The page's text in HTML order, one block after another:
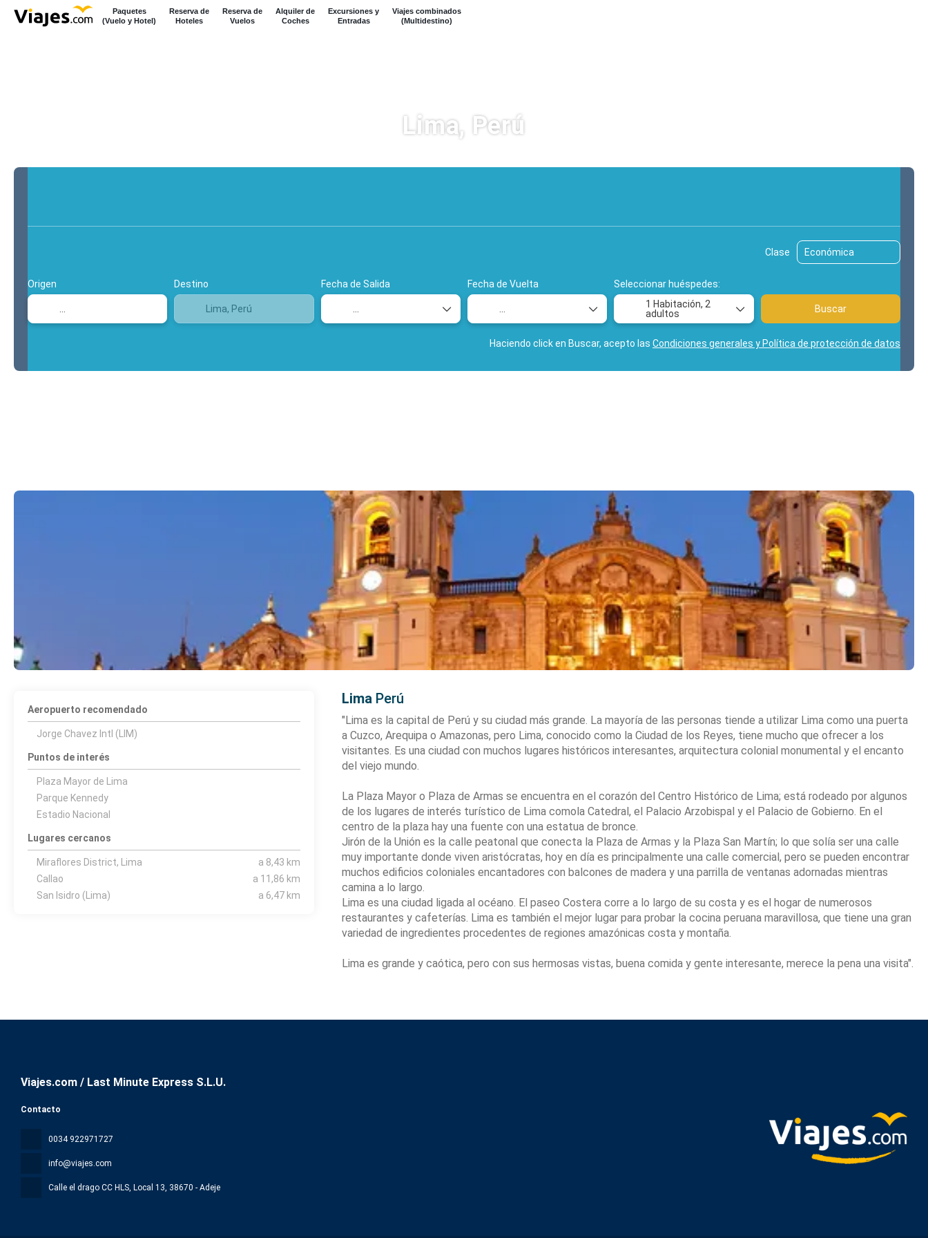
Paquetes
(Vuelo y Hotel)
Reserva de
Hoteles
Reserva de
Vuelos
Alquiler de
Coches
Excursiones y
Entradas
Viajes combinados
(Multidestino)
Lima, Perú
Clase
Origen Destino Fecha de Salida Fecha de Vuelta
Seleccionar huéspedes:
1 Habitación, 2
adultos
Buscar
Haciendo click en Buscar, acepto las Condiciones generales y Política de protección de datos
LimaPerú
"Lima es la capital de Perú y su ciudad más grande. La mayoría de las personas tiende a utilizar Lima como una puerta
a Cuzco, Arequipa o Amazonas, pero Lima, conocido como la Ciudad de los Reyes, tiene mucho que ofrecer a los
visitantes. Es una ciudad con muchos lugares históricos interesantes, arquitectura colonial monumental y el encanto
del viejo mundo.
La Plaza Mayor o Plaza de Armas se encuentra en el corazón del Centro Histórico de Lima; está rodeado por algunos
de los lugares de interés turístico de Lima comola Catedral, el Palacio Arzobispal y el Palacio de Gobierno. En el
centro de la plaza hay una fuente con una estatua de bronce.
Jirón de la Unión es la calle peatonal que conecta la Plaza de Armas y la Plaza San Martín; lo que solía ser una calle
muy importante donde viven aristócratas, hoy en día es principalmente una calle comercial, pero se pueden encontrar
muchos edificios coloniales encantadores con balcones de madera y una parrilla de ventanas adornadas mientras
camina a lo largo.
Lima es una ciudad ligada al océano. El paseo Costera corre a lo largo de su costa y es el hogar de numerosos
restaurantes y cafeterías. Lima es también el mejor lugar para probar la cocina peruana maravillosa, que tiene una gran
variedad de ingredientes procedentes de regiones amazónicas costa y montaña.
Aeropuerto recomendado
Jorge Chavez Intl (LIM)
Puntos de interés
Plaza Mayor de Lima
Parque Kennedy
Estadio Nacional
Lugares cercanos
Miraflores District, Lima
a 8,43 km
Callao
a 11,86 km
San Isidro (Lima)
a 6,47 km
Viajes.com / Last Minute Express S.L.U.
Contacto
0034 922971727
info@viajes.com
Calle el drago CC HLS, Local 13, 38670 - Adeje